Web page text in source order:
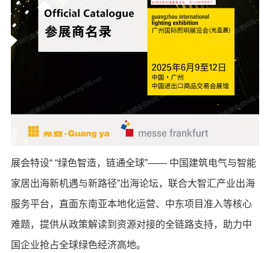
展会特设“ “绿色智造，链通全球”—— 中国建筑电气与智能
家居出海新机遇与新路径”出海论坛，联合大智汇产业出海
服务平台，直面东南亚本地化运营、中东项目准入等核心
难题，提供从政策解读到资源对接的全链路支持，助力中
国企业抢占全球绿色经济高地。